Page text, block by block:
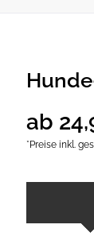
ab
*Preise inkl.